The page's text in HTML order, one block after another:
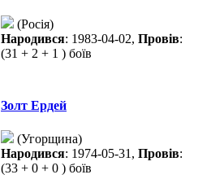
(Росія)
Народився: 1983-04-02, Провів:
(31 + 2 + 1 ) боїв
Золт Ердей
(Угорщина)
Народився: 1974-05-31, Провів:
(33 + 0 + 0 ) боїв